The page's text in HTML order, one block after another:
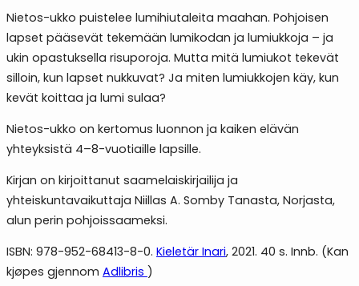
Nietos-ukko puistelee lumihiutaleita maahan. Pohjoisen
lapset pääsevät tekemään lumikodan ja lumiukkoja – ja
ukin opastuksella risuporoja. Mutta mitä lumiukot tekevät
silloin, kun lapset nukkuvat? Ja miten lumiukkojen käy, kun
kevät koittaa ja lumi sulaa?
Nietos-ukko on kertomus luonnon ja kaiken elävän
yhteyksistä 4–8-vuotiaille lapsille.
Kirjan on kirjoittanut saamelaiskirjailija ja
yhteiskuntavaikuttaja Niillas A. Somby Tanasta, Norjasta,
alun perin pohjoissaameksi.
ISBN: 978-952-68413-8-0. Kieletär Inari, 2021. 40 s. Innb. (Kan
kjøpes gjennom Adlibris )